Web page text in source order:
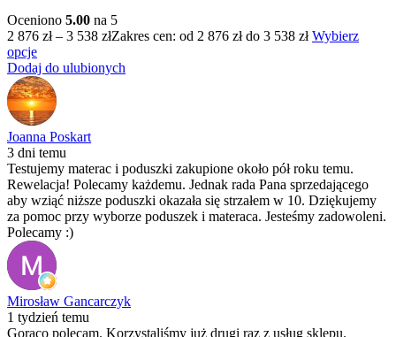
Oceniono 5.00 na 5
2 876 zł – 3 538 złZakres cen: od 2 876 zł do 3 538 zł Wybierz
opcje
Dodaj do ulubionych
Joanna Poskart
3 dni temu
Testujemy materac i poduszki zakupione około pół roku temu.
Rewelacja! Polecamy każdemu. Jednak rada Pana sprzedającego
aby wziąć niższe poduszki okazała się strzałem w 10. Dziękujemy
za pomoc przy wyborze poduszek i materaca. Jesteśmy zadowoleni.
Polecamy :)
Mirosław Gancarczyk
1 tydzień temu
Gorąco polecam. Korzystaliśmy już drugi raz z usług sklepu.